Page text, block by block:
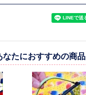
なたにおすすめの商品